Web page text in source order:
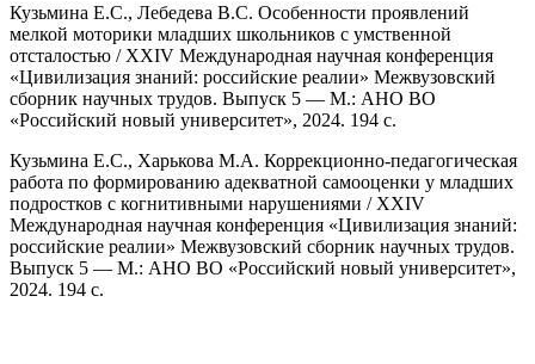
Кузьмина Е.С., Лебедева В.С. Особенности проявлений
мелкой моторики младших школьников с умственной
отсталостью / XXIV Международная научная конференция
«Цивилизация знаний: российские реалии» Межвузовский
сборник научных трудов. Выпуск 5 — М.: АНО ВО
«Российский новый университет», 2024. 194 с.
Кузьмина Е.С., Харькова М.А. Коррекционно-педагогическая
работа по формированию адекватной самооценки у младших
подростков с когнитивными нарушениями / XXIV
Международная научная конференция «Цивилизация знаний:
российские реалии» Межвузовский сборник научных трудов.
Выпуск 5 — М.: АНО ВО «Российский новый университет»,
2024. 194 с.